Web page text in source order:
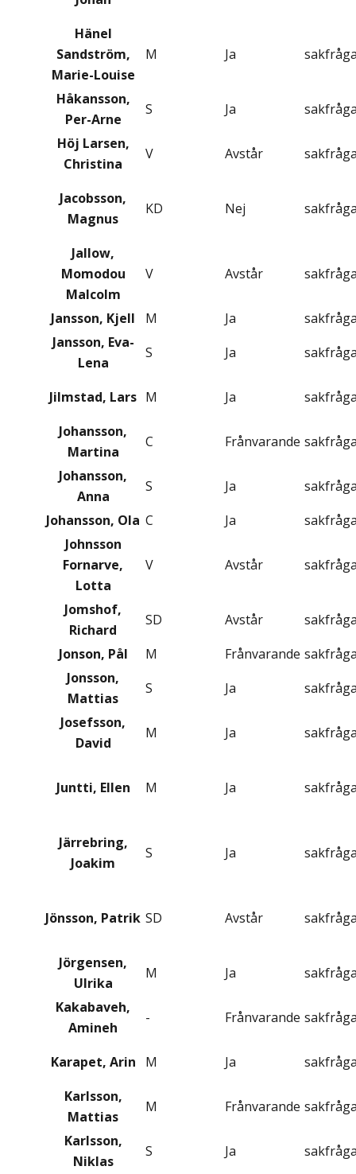
Hänel
Sandström,
Marie-Louise
M Ja
Håkansson,
Per-Arne
S Ja
Höj Larsen,
Christina
V Avstår
Jacobsson,
Magnus
KD Nej
Jallow,
Momodou
Malcolm
V Avstår
Jansson, Kjell M Ja
Jansson, Eva-
Lena
S Ja
Jilmstad, Lars M Ja
Johansson,
Martina
C Frånvarande
Johansson,
Anna
S Ja
Johansson, Ola C Ja
Johnsson
Fornarve,
Lotta
V Avstår
Jomshof,
Richard
SD Avstår
Jonson, Pål
M Frånvarande
Jonsson,
Mattias
S Ja
Josefsson,
David
M Ja
Juntti, Ellen M Ja
Järrebring,
Joakim
S Ja
Jönsson, Patrik SD Avstår
Jörgensen,
Ulrika
M Ja
Kakabaveh,
Amineh
- Frånvarande
Karapet, Arin M Ja
Karlsson,
Mattias
M Frånvarande
Karlsson,
Niklas
S Ja